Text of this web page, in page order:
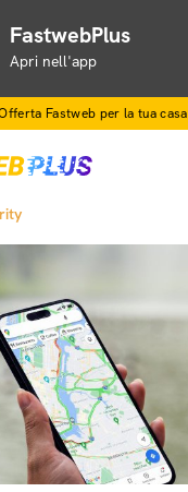
FastwebPlus
Apri nell'app
Fastweb per la tua casa